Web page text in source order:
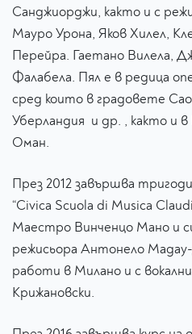
Санджиорджи, както и с
Мауро Урона, Яков Хилел,
Перейра. Гаетано Вилела,
Фалабела. Пял е в редица
сред които в градовете
Уберландия и др. , както и
Оман.
През 2012 завършва
“Civica Scuola di Musica
Маестро Винченцо Мано и
режисьора Антонело
работи в Милано и с
Крижановски. ​